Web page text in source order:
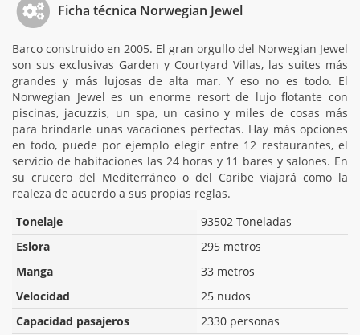
Ficha técnica Norwegian Jewel
Barco construido en 2005. El gran orgullo del Norwegian Jewel
son sus exclusivas Garden y Courtyard Villas, las suites más
grandes y más lujosas de alta mar. Y eso no es todo. El
Norwegian Jewel es un enorme resort de lujo flotante con
piscinas, jacuzzis, un spa, un casino y miles de cosas más
para brindarle unas vacaciones perfectas. Hay más opciones
en todo, puede por ejemplo elegir entre 12 restaurantes, el
servicio de habitaciones las 24 horas y 11 bares y salones. En
su crucero del Mediterráneo o del Caribe viajará como la
realeza de acuerdo a sus propias reglas.
Tonelaje
93502 Toneladas
Eslora
295 metros
Manga
33 metros
Velocidad
25 nudos
Capacidad pasajeros
2330 personas